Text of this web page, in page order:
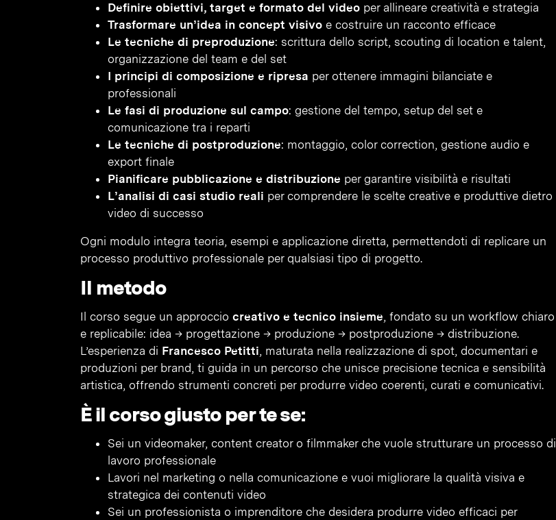
Definire obiettivi, target e formato del video per allineare creatività e strategia
Trasformare un’idea in concept visivo e costruire un racconto efficace
Le tecniche di preproduzione: scrittura dello script, scouting di location e talent,
organizzazione del team e del set
I principi di composizione e ripresa per ottenere immagini bilanciate e
professionali
Le fasi di produzione sul campo: gestione del tempo, setup del set e
comunicazione tra i reparti
Le tecniche di postproduzione: montaggio, color correction, gestione audio e
export finale
Pianificare pubblicazione e distribuzione per garantire visibilità e risultati
L’analisi di casi studio reali per comprendere le scelte creative e produttive dietro
video di successo
Ogni modulo integra teoria, esempi e applicazione diretta, permettendoti di replicare un
processo produttivo professionale per qualsiasi tipo di progetto.
Il metodo
Il corso segue un approccio creativo e tecnico insieme, fondato su un workflow chiaro
e replicabile: idea → progettazione → produzione → postproduzione → distribuzione.
L’esperienza di Francesco Petitti, maturata nella realizzazione di spot, documentari e
produzioni per brand, ti guida in un percorso che unisce precisione tecnica e sensibilità
artistica, offrendo strumenti concreti per produrre video coerenti, curati e comunicativi.
È il corso giusto per te se:
Sei un videomaker, content creator o filmmaker che vuole strutturare un processo di
lavoro professionale
Lavori nel marketing o nella comunicazione e vuoi migliorare la qualità visiva e
strategica dei contenuti video
Sei un professionista o imprenditore che desidera produrre video efficaci per